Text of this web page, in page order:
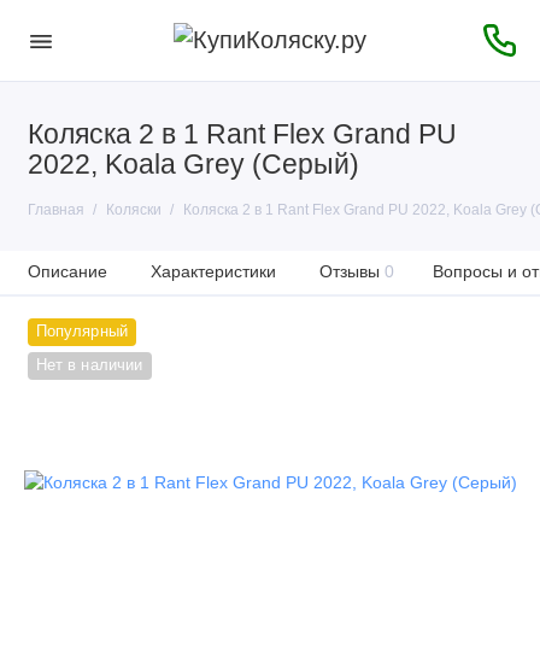
Коляска 2 в 1 Rant Flex Grand PU
2022, Koala Grey (Серый)
Главная Коляски Коляска 2 в 1 Rant Flex Grand PU 2022, Koala Grey
Описание Характеристики Отзывы 0 Вопросы и
Популярный
Нет в наличии